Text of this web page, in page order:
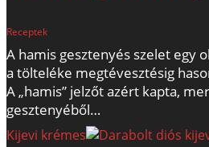
Receptek
A hamis gesztenyés szelet egy
a tölteléke megtévesztésig
A „hamis” jelzőt azért kapta,
gesztenyéből…
Kijevi krémes